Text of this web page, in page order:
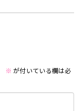
※ が付いている欄は必